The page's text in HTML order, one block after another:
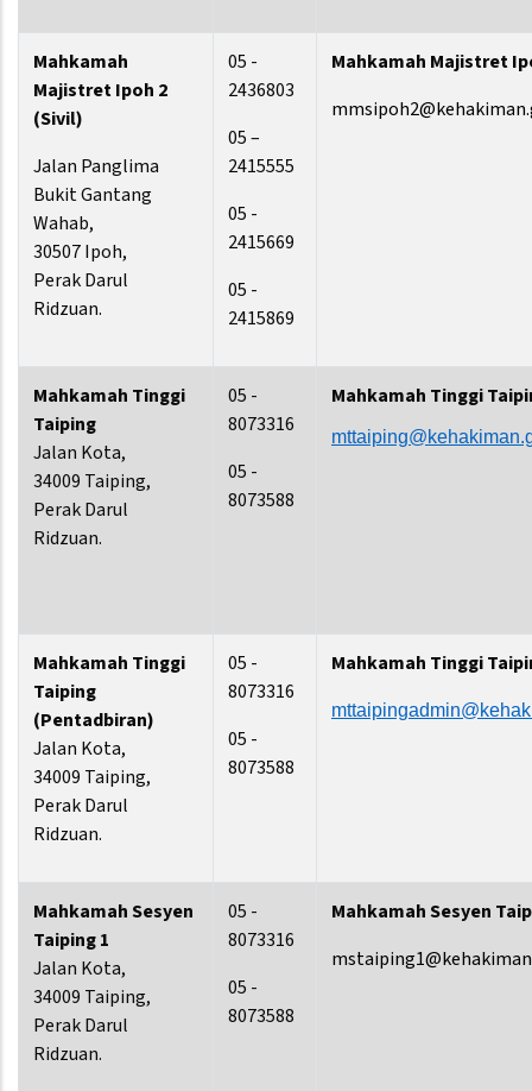
Mahkamah
Majistret Ipoh 2
(Sivil)
Jalan Panglima
Bukit Gantang
Wahab,
30507 Ipoh,
Perak Darul
Ridzuan.
05 -
2436803
05 –
2415555
05 -
2415669
05 -
2415869
Mahkamah Majistret
Mahkamah Tinggi
Taiping
Jalan Kota,
34009 Taiping,
Perak Darul
Ridzuan.
05 -
8073316
05 -
8073588
Mahkamah Tinggi
Mahkamah Tinggi
Taiping
(Pentadbiran)
Jalan Kota,
34009 Taiping,
Perak Darul
Ridzuan.
05 -
8073316
05 -
8073588
Mahkamah Tinggi
Mahkamah Sesyen
Taiping 1
Jalan Kota,
34009 Taiping,
Perak Darul
Ridzuan.
05 -
8073316
05 -
8073588
Mahkamah Sesyen